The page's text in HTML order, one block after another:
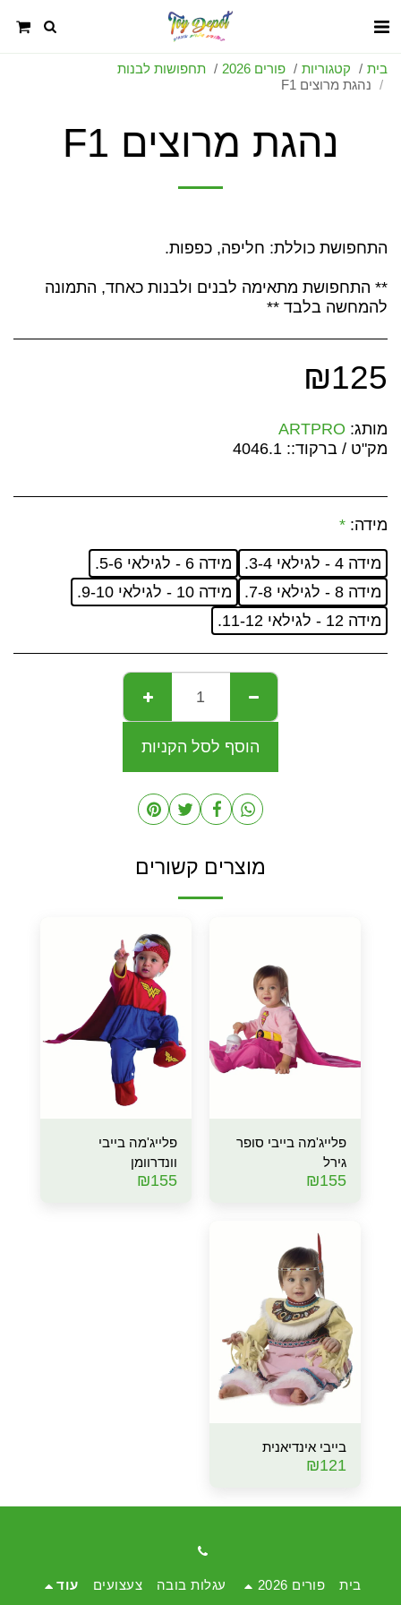
בית קטגוריות פורים 2026
תחפושות לבנות
נהגת מרוצים F1
נהגת מרוצים F1
** התחפושת מתאימה לבנים ולבנות כאחד, התמונה
להמחשה בלבד **
₪125
מותג: ARTPRO
מק"ט / ברקוד:: 4046.1
מידה: *
מידה 4 - לגילאי 3-4.
מידה 6 - לגילאי 5-6.
מידה 8 - לגילאי 7-8.
מידה 10 - לגילאי 9-10.
מידה 12 - לגילאי 11-12.
הוסף לסל הקניות
מוצרים קשורים
פלייג'מה בייבי סופר
גירל
₪155
פלייג'מה בייבי
וונדרוומן
₪155
בייבי אינדיאנית
₪121
בית פורים 2026 עגלות בובה צעצועים עוד